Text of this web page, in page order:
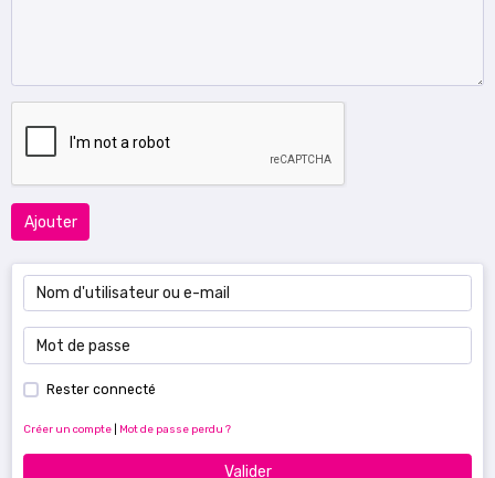
Ajouter
Rester connecté
Créer un compte Mot de passe perdu ?
Valider